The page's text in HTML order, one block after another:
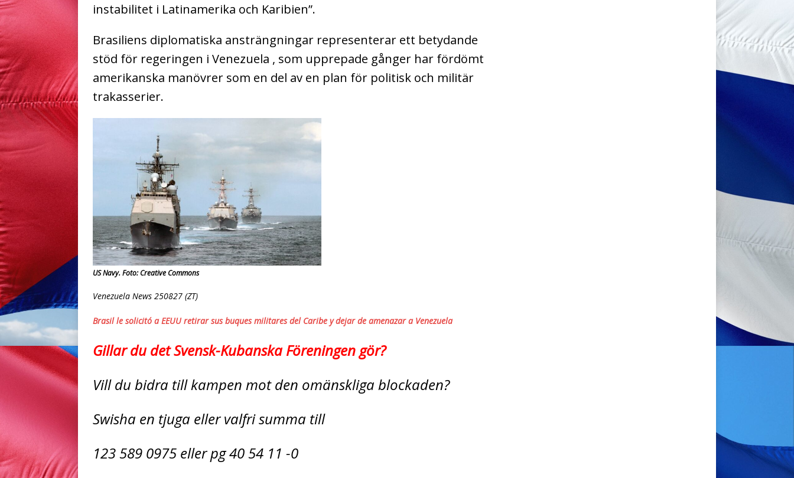
instabilitet i Latinamerika och Karibien”.
Brasiliens diplomatiska ansträngningar representerar ett betydande
stöd för regeringen i Venezuela , som upprepade gånger har fördömt
amerikanska manövrer som en del av en plan för politisk och militär
trakasserier.
US Navy. Foto: Creative Commons
Venezuela News 250827 (ZT)
Brasil le solicitó a EEUU retirar sus buques militares del Caribe y dejar de amenazar a Venezuela
Gillar du det Svensk-Kubanska Föreningen gör?
Vill du bidra till kampen mot den omänskliga blockaden?
Swisha en tjuga eller valfri summa till
123 589 0975 eller pg 40 54 11 -0